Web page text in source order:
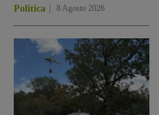
Politica 8 Agosto 2026